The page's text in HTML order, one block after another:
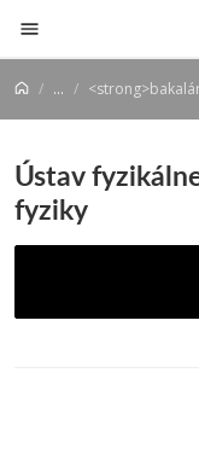
Prejsť na obsah
...
Ústav
fyziky